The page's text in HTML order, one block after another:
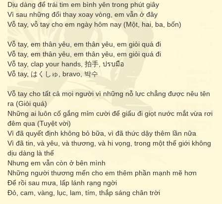
Dịu dàng để trái tim em bình yên trong phút giây
Vì sau những đổi thay xoay vòng, em vẫn ở đây
Vỗ tay, vỗ tay cho em ngày hôm nay (Một, hai, ba, bốn)
Vỗ tay, em thân yêu, em thân yêu, em giỏi quá đi
Vỗ tay, em thân yêu, em thân yêu, em giỏi quá đi
Vỗ tay, clap your hands, 拍手, ปรบมือ
Vỗ tay, はくしゅ, bravo, 박수
Vỗ tay cho tất cả mọi người vì những nỗ lực chẳng được nêu tên
ra (Giỏi quá)
Những ai luôn cố gắng mỉm cười để giấu đi giọt nước mắt vừa rơi
đêm qua (Tuyệt vời)
Vì đã quyết định không bỏ bữa, vì đã thức dậy thêm lần nữa
Vì đã tin, và yêu, và thương, và hi vọng, trong một thế giới không
dịu dàng là thế
Nhưng em vẫn còn ở bên mình
Những người thương mến cho em thêm phần mạnh mẽ hơn
Để rồi sau mưa, lấp lánh rạng ngời
Đỏ, cam, vàng, lục, lam, tím, thắp sáng chân trời